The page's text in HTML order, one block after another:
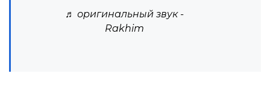
♬ оригинальный звук -
Rakhim